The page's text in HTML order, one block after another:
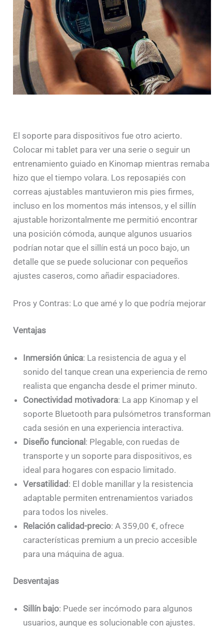
El soporte para dispositivos fue otro acierto.
Colocar mi tablet para ver una serie o seguir un
entrenamiento guiado en Kinomap mientras remaba
hizo que el tiempo volara. Los reposapiés con
correas ajustables mantuvieron mis pies firmes,
incluso en los momentos más intensos, y el sillín
ajustable horizontalmente me permitió encontrar
una posición cómoda, aunque algunos usuarios
podrían notar que el sillín está un poco bajo, un
detalle que se puede solucionar con pequeños
ajustes caseros, como añadir espaciadores.
Pros y Contras: Lo que amé y lo que podría mejorar
Ventajas
Inmersión única: La resistencia de agua y el
sonido del tanque crean una experiencia de remo
realista que engancha desde el primer minuto.
Conectividad motivadora: La app Kinomap y el
soporte Bluetooth para pulsómetros transforman
cada sesión en una experiencia interactiva.
Diseño funcional : Plegable, con ruedas de
transporte y un soporte para dispositivos, es
ideal para hogares con espacio limitado.
Versatilidad : El doble manillar y la resistencia
adaptable permiten entrenamientos variados
para todos los niveles.
Relación calidad-precio: A 359,00 €, ofrece
características premium a un precio accesible
para una máquina de agua.
Desventajas
Sillín bajo: Puede ser incómodo para algunos
usuarios, aunque es solucionable con ajustes.